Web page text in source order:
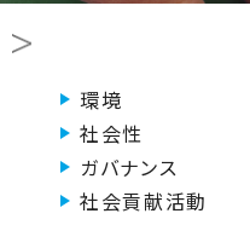
環境
社会性
ガバナンス
社会貢献活動